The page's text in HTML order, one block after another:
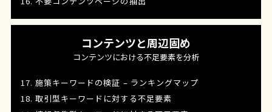
コンテンツと周辺固め
コンテンツにおける不足要素を分析
17. 施策キーワードの検証 – ランキングマップ
18. 取引型キーワードに対する不足要素